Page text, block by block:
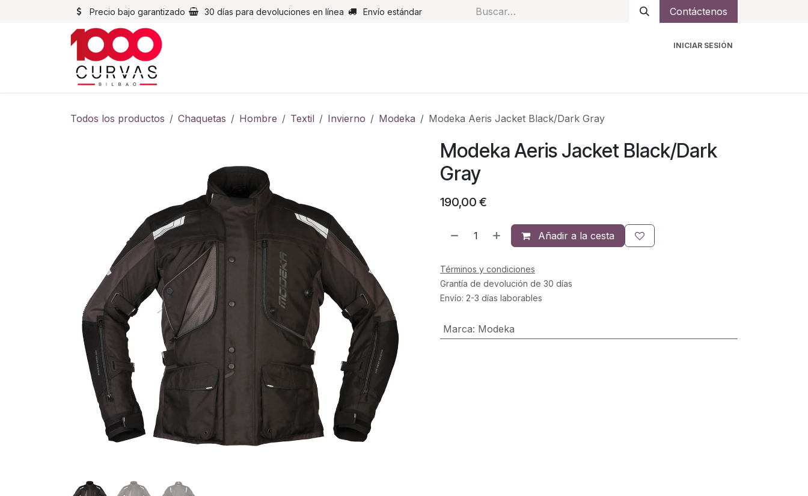
Precio bajo garantizado 30 días para devoluciones en línea Envío estándar Contáctenos
INICIAR SESIÓN
Todos los productos Chaquetas Hombre Textil Invierno Modeka Modeka Aeris Jacket Black/Dark Gray
Modeka Aeris Jacket Black/Dark
Gray
190,00 €
Añadir a la cesta
Términos y condiciones
Grantía de devolución de 30 días
Envío: 2-3 días laborables
Marca: Modeka